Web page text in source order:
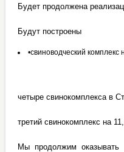
Будет продолжена
Будут построены
•свиноводческий
четыре свинокомплекса в
третий свинокомплекс на
Мы продолжим оказывать